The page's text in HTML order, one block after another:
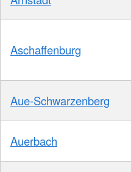
Aschaffenburg
Aue-Schwarzenberg
Auerbach